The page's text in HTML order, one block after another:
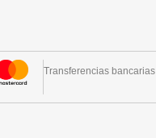
Transferencias bancarias